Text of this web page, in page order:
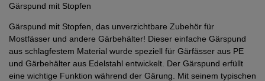
Gärspund mit Stopfen
Gärspund mit Stopfen, das unverzichtbare Zubehör für
Mostfässer und andere Gärbehälter! Dieser einfache Gärspund
aus schlagfestem Material wurde speziell für Gärfässer aus PE
und Gärbehälter aus Edelstahl entwickelt. Der Gärspund erfüllt
eine wichtige Funktion während der Gärung. Mit seinem typischen